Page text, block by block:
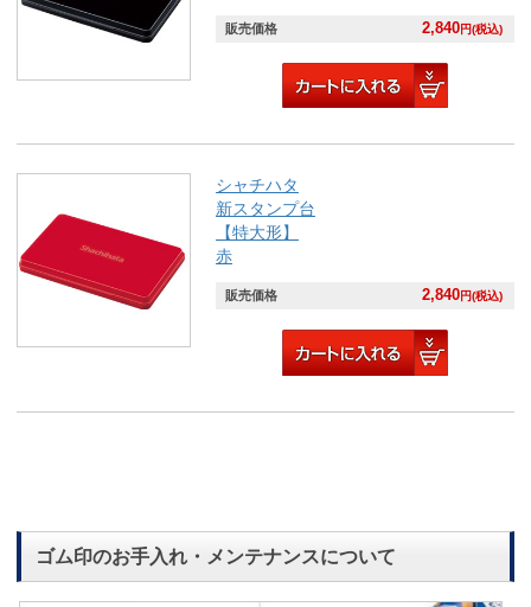
販売価格 2,840円(税込)
シャチハタ
新スタンプ台
【特大形】
赤
販売価格 2,840円(税込)
ゴム印のお手入れ・メンテナンスについて